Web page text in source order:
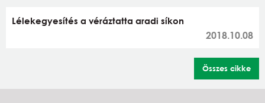
Lélekegyesítés a véráztatta aradi síkon
2018.10.08
Összes cikke